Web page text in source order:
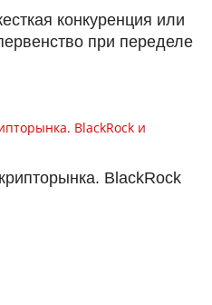
конкуренция или
при переделе
BlackRock